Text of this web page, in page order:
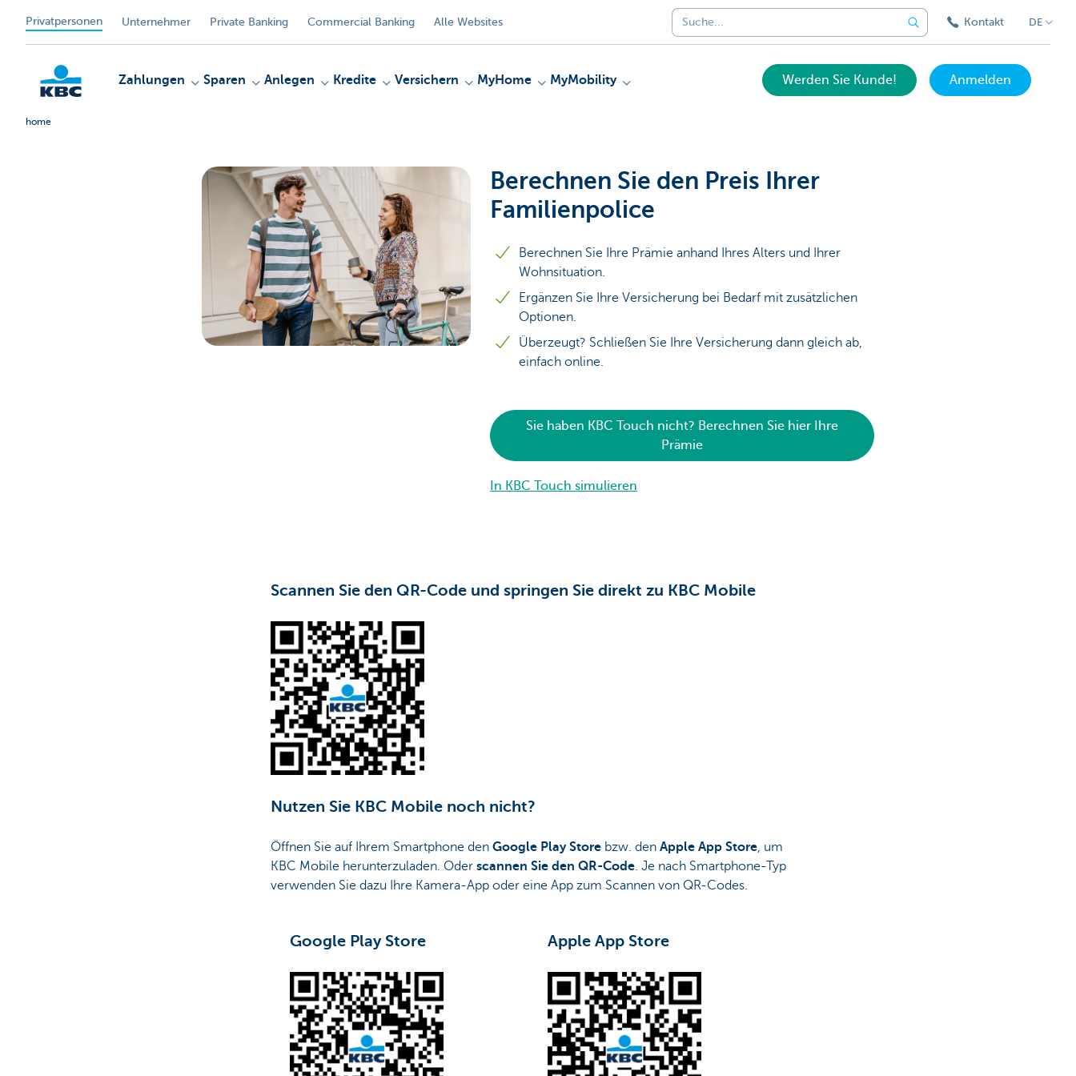
Privatpersonen Unternehmer Private Banking Commercial Banking Alle Websites Kontakt DE
Zahlungen Sparen Anlegen Kredite Versichern MyHome MyMobility Werden Sie Kunde! Anmelden
home
Berechnen Sie den Preis Ihrer
Familienpolice
Berechnen Sie Ihre Prämie anhand Ihres Alters und Ihrer
Wohnsituation.
Ergänzen Sie Ihre Versicherung bei Bedarf mit zusätzlichen
Optionen.
Überzeugt? Schließen Sie Ihre Versicherung dann gleich ab,
einfach online.
Sie haben KBC Touch nicht? Berechnen Sie hier Ihre
Prämie
In KBC Touch simulieren
Scannen Sie den QR-Code und springen Sie direkt zu KBC Mobile
Nutzen Sie KBC Mobile noch nicht?
Öffnen Sie auf Ihrem Smartphone den Google Play Store bzw. denApple App Store, um
KBC Mobile herunterzuladen. Oderscannen Sie den QR-Code. Je nach Smartphone-Typ
verwenden Sie dazu Ihre Kamera-App oder eine App zum Scannen von QR-Codes.
Google Play Store Apple App Store